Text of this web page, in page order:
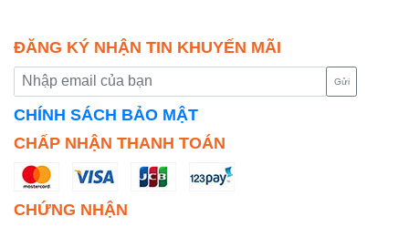
ĐĂNG KÝ NHẬN TIN KHUYẾN MÃI
Gửi
CHÍNH SÁCH BẢO MẬT
CHẤP NHẬN THANH TOÁN
CHỨNG NHẬN